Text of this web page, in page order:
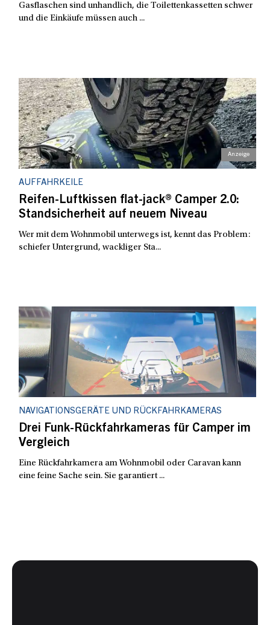
Gasflaschen sind unhandlich, die Toilettenkassetten schwer
und die Einkäufe müssen auch ...
AUFFAHRKEILE
Reifen-Luftkissen flat-jack® Camper 2.0:
Standsicherheit auf neuem Niveau
Wer mit dem Wohnmobil unterwegs ist, kennt das Problem:
schiefer Untergrund, wackliger Sta...
NAVIGATIONSGERÄTE UND RÜCKFAHRKAMERAS
Drei Funk-Rückfahrkameras für Camper im
Vergleich
Eine Rückfahrkamera am Wohnmobil oder Caravan kann
eine feine Sache sein. Sie garantiert ...